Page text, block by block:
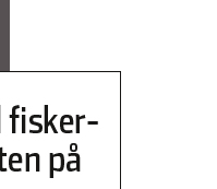
against Trump
ruling